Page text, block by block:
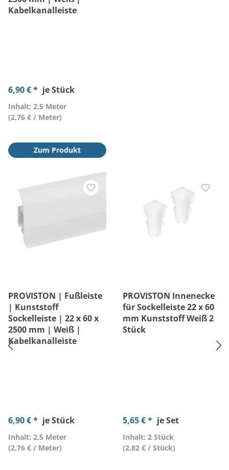
Kabelkanalleiste
6,90 € * je Stück
Inhalt: 2,5 Meter
(2,76 € / Meter)
Zum Produkt
PROVISTON | Fußleiste
| Kunststoff
Sockelleiste | 22 x 60 x
2500 mm | Weiß |
Kabelkanalleiste
6,90 € * je Stück
Inhalt: 2,5 Meter
(2,76 € / Meter)
PROVISTON Innenecke
für Sockelleiste 22 x 60
mm Kunststoff Weiß 2
Stück
5,65 € * je Set
Inhalt: 2 Stück
(2,82 € / Stück)